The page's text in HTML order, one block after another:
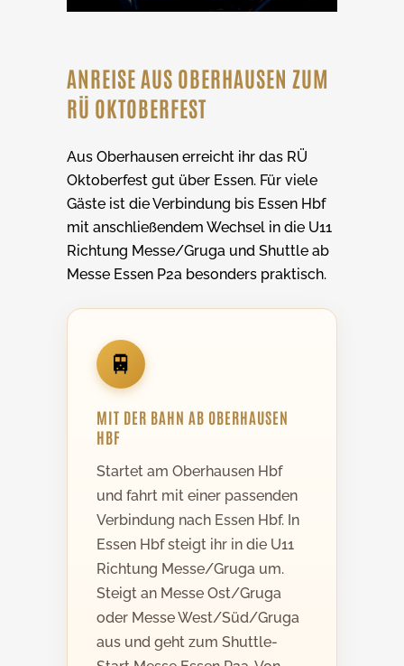
ANREISE AUS OBERHAUSEN ZUM
RÜ OKTOBERFEST
Aus Oberhausen erreicht ihr das RÜ
Oktoberfest gut über Essen. Für viele
Gäste ist die Verbindung bis Essen Hbf
mit anschließendem Wechsel in die U11
Richtung Messe/Gruga und Shuttle ab
Messe Essen P2a besonders praktisch.
🚆
MIT DER BAHN AB OBERHAUSEN
HBF
Startet am Oberhausen Hbf
und fahrt mit einer passenden
Verbindung nach Essen Hbf. In
Essen Hbf steigt ihr in die U11
Richtung Messe/Gruga um.
Steigt an Messe Ost/Gruga
oder Messe West/Süd/Gruga
aus und geht zum Shuttle-